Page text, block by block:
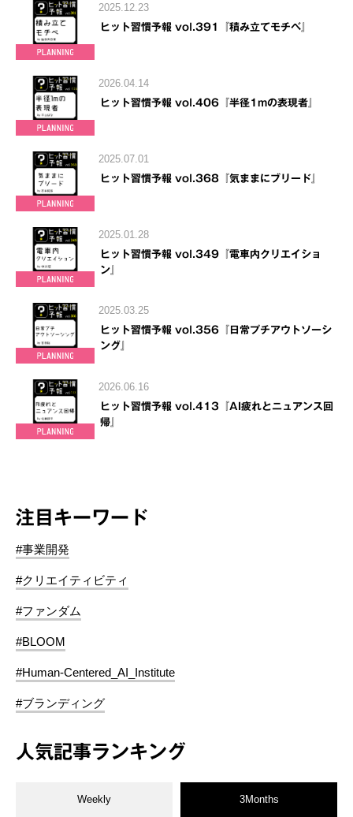
2025.12.23
ヒット習慣予報 vol.391『積み立てモチベ』
2026.04.14
ヒット習慣予報 vol.406『半径1mの表現者』
2025.07.01
ヒット習慣予報 vol.368『気ままにブリード』
2025.01.28
ヒット習慣予報 vol.349『電車内クリエイショ
ン』
2025.03.25
ヒット習慣予報 vol.356『日常プチアウトソーシ
ング』
2026.06.16
ヒット習慣予報 vol.413『AI疲れとニュアンス回
帰』
注目キーワード
#事業開発
#クリエイティビティ
#ファンダム
#BLOOM
#Human-Centered_AI_Institute
#ブランディング
人気記事ランキング
Weekly 3Months